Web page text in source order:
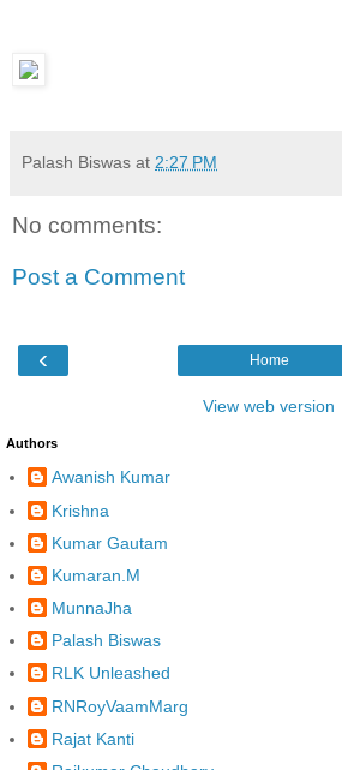
Palash Biswas at 2:27 PM
No comments:
Post a Comment
‹ Home
View web version
Authors
Awanish Kumar
Krishna
Kumar Gautam
Kumaran.M
MunnaJha
Palash Biswas
RLK Unleashed
RNRoyVaamMarg
Rajat Kanti